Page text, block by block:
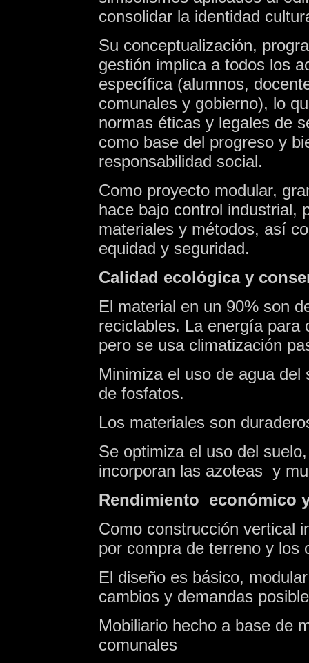
consolidar la identidad
Su conceptualización,
gestión implica a todos los
específica (alumnos,
comunales y gobierno), lo
normas éticas y legales de
como base del progreso y
responsabilidad social.
Como proyecto modular,
hace bajo control industrial,
materiales y métodos, así
equidad y seguridad.
Calidad ecológica y
El material en un 90% son
reciclables. La energía para
pero se usa climatización
Minimiza el uso de agua
de fosfatos.
Los materiales son
Se optimiza el uso del
incorporan las azoteas y
Rendimiento económico
Como construcción vertical
por compra de terreno y los
El diseño es básico,
cambios y demandas
Mobiliario hecho a base de
comunales